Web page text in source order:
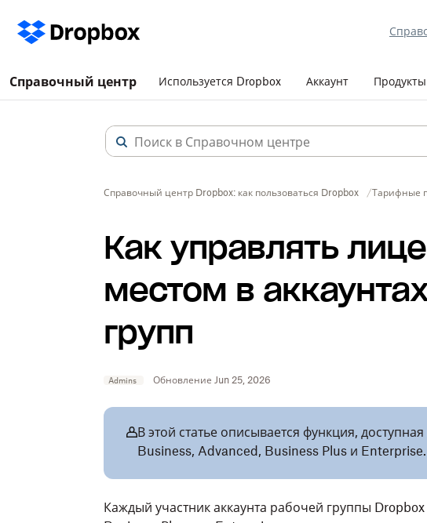
Справочный центр Используется Dropbox Аккаунт Продукты
Справочный центр Dropbox: как пользоваться Dropbox Тарифные
Как управлять
местом в
групп
Admins Обновление Jun 25, 2026
В этой статье описывается функция,
Business, Advanced, Business Plus и Enterprise.
Каждый участник аккаунта рабочей группы